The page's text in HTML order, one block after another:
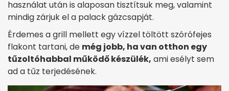
használat után is alaposan tisztítsuk meg, valamint
mindig zárjuk el a palack gázcsapját.
Érdemes a grill mellett egy vízzel töltött szórófejes
flakont tartani, de még jobb, ha van otthon egy
tűzoltóhabbal működő készülék, ami esélyt sem
ad a tűz terjedésének.